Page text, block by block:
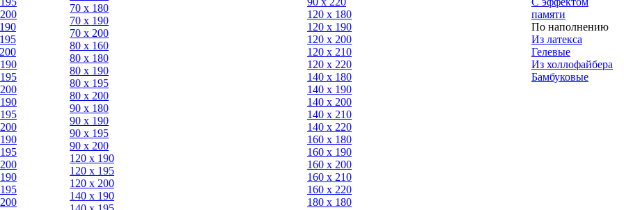
70 х 180
70 х 190
70 х 200
80 х 160
80 х 180
80 x 190
80 х 195
80 х 200
90 х 180
90 х 190
90 х 195
90 х 200
120 х 190
120 х 195
120 х 200
140 х 190
120 x 180
120 х 190
120 х 200
120 x 210
120 x 220
140 x 180
140 х 190
140 х 200
140 x 210
140 x 220
160 x 180
160 х 190
160 х 200
160 x 210
160 x 220
180 x 180
памяти
По наполнению
Из латекса
Гелевые
Из холлофайбера
Бамбуковые